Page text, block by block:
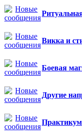
Викка и
Боевая
Другие
Практикум